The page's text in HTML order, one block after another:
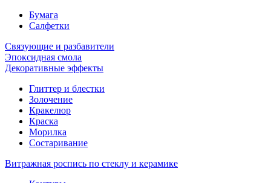
Бумага
Салфетки
Связующие и разбавители
Эпоксидная смола
Декоративные эффекты
Глиттер и блестки
Золочение
Кракелюр
Краска
Морилка
Состаривание
Витражная роспись по стеклу и керамике